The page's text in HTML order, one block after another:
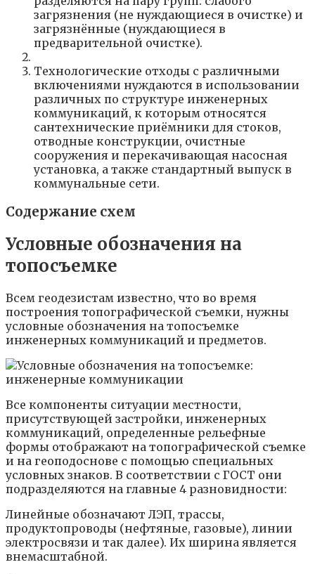
загрязнения (не нуждающиеся в очистке) и
загрязнённые (нуждающиеся в
предварительной очистке).
Технологические отходы с различными
включениями нуждаются в использовании
различных по структуре инженерных
коммуникаций, к которым относятся
сантехнические приёмники для стоков,
отводные конструкции, очистные
сооружения и перекачивающая насосная
установка, а также стандартный выпуск в
коммунальные сети.
Содержание схем
Условные обозначения на
топосъемке
Всем геодезистам известно, что во время
построения топографической съемки, нужны
условные обозначения на топосъемке
инженерных коммуникаций и предметов.
Все компоненты ситуации местности,
присутствующей застройки, инженерных
коммуникаций, определенные рельефные
формы отображают на топографической съемке
и на геоподоснове с помощью специальных
условных знаков. В соответствии с ГОСТ они
подразделяются на главные 4 разновидности:
Линейные обозначают ЛЭП, трассы,
продуктопроводы (нефтяные, газовые), линии
электросвязи и так далее). Их ширина является
внемасштабной.